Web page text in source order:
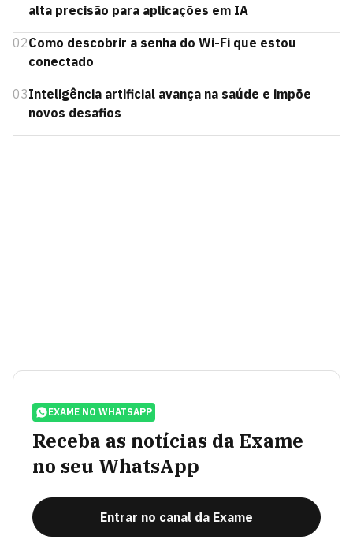
alta precisão para aplicações em IA
02Como descobrir a senha do Wi-Fi que estou
conectado
03Inteligência artificial avança na saúde e impõe
novos desafios
EXAME NO WHATSAPP
Receba as notícias da Exame
no seu WhatsApp
Entrar no canal da Exame